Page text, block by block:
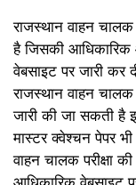
राजस्थान वाहन
है जिसकी
वेबसाइट पर जारी कर
राजस्थान वाहन
जारी की जा सकती है
मास्टर क्वेश्चन पेपर भी
वाहन चालक परीक्षा